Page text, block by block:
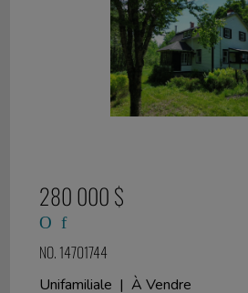
280 000 $
NO. 14701744
Unifamiliale | À Vendre